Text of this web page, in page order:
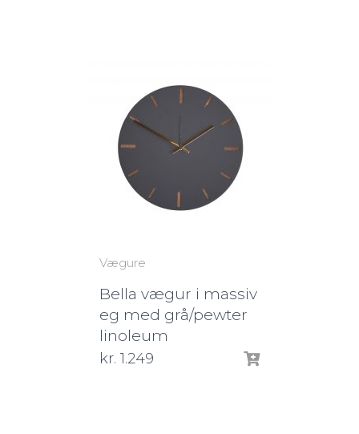
Vægure
Bella vægur i massiv
eg med grå/pewter
linoleum
kr. 1.249